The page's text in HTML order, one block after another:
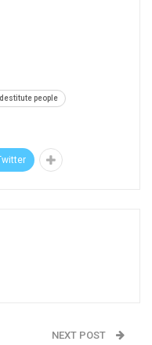
people
NEXT POST